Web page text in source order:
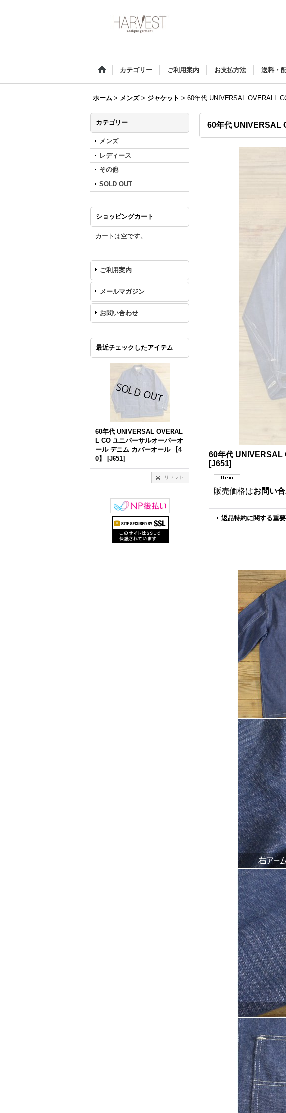
カテゴリー ご利用案内 お支払方法 送料・
ホーム > メンズ > ジャケット > 60年代 UNIVERSAL OVERALL
カテゴリー
メンズ
レディース
その他
SOLD OUT
ショッピングカート
カートは空です。
ご利用案内
メールマガジン
お問い合わせ
最近チェックしたアイテム
60年代 UNIVERSAL OVERAL
L CO ユニバーサルオーバーオ
ール デニム カバーオール 【4
0】
[J651]
リセット
60年代 UNIVERSAL
60年代 UNIVERSAL
[J651]
販売価格はお問い
返品特約に関する重